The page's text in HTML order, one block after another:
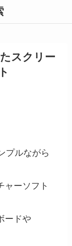
スクリー
プルながら
ャーソフト
ードや